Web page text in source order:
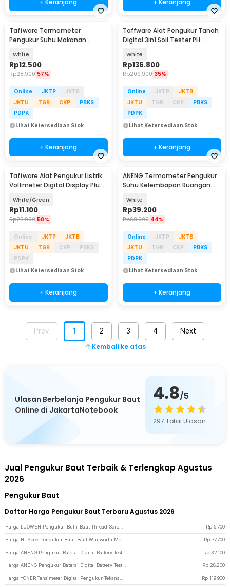
Taffware Termometer
Pengukur Suhu Makanan
TP101
White
Rp12.500
Rp28.900 57%
Online JKTP
JKTB
JKTU
TGR CKP
PBKS
PDPK
Lihat Ketersediaan Stok
+ Keranjang
Taffware Alat Pengukur Tanah
Digital 3in1 Soil Tester PH
White
Rp136.800
Rp209.900 35%
Online JKTP
JKTB
JKTU
TGR CKP
PBKS
PDPK
Lihat Ketersediaan Stok
+ Keranjang
Taffware Alat Pengukur Listrik
Voltmeter Digital Display Plug
White/Green
Rp11.100
Rp25.900 58%
Online JKTP
JKTB
JKTU
TGR CKP
PBKS
PDPK
Lihat Ketersediaan Stok
+ Keranjang
ANENG Termometer Pengukur
Suhu Kelembapan Ruangan
White
Rp39.200
Rp68.900 44%
Online JKTP
JKTB
JKTU
TGR CKP
PBKS
PDPK
Lihat Ketersediaan Stok
+ Keranjang
Prev 1 2 3 4 Next
Kembali ke atas
Ulasan Berbelanja Pengukur Baut
Online di JakartaNotebook
4.8/5
297 Total Ulasan
Jual Pengukur Baut Terbaik & Terlengkap Agustus
2026
Pengukur Baut
Daftar Harga Pengukur Baut Terbaru Agustus 2026
Rp 5.700
Rp 77.700
Rp 32.100
Rp 28.200
Rp 119.900